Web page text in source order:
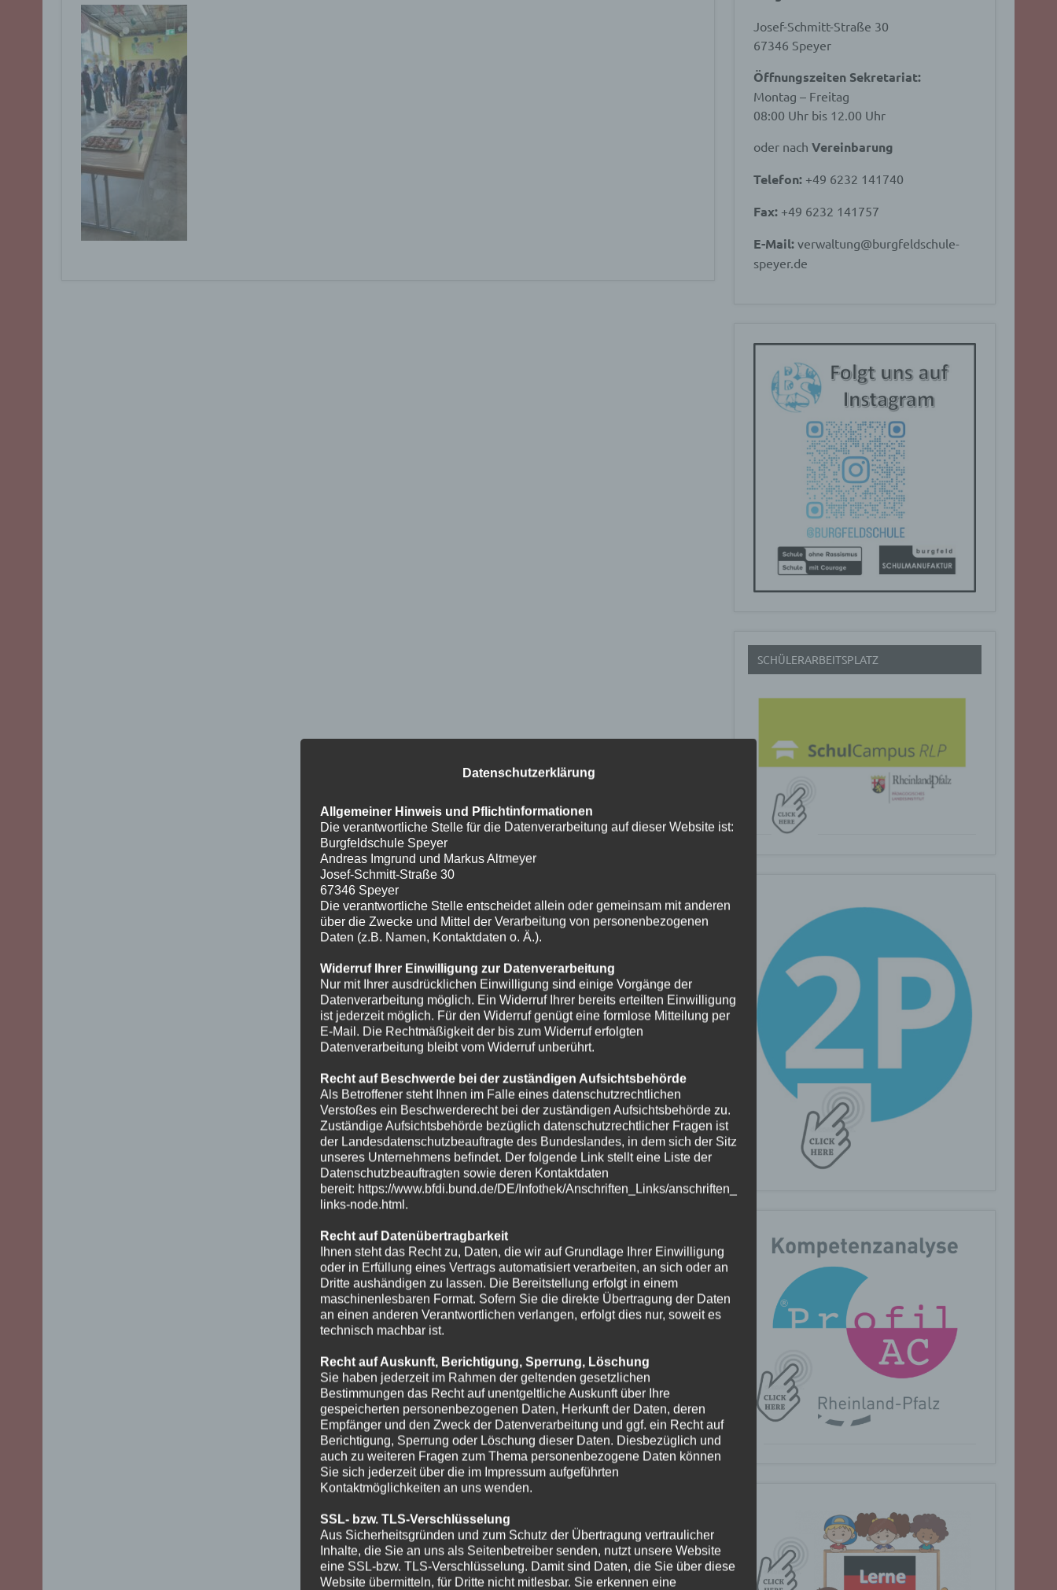
Josef-Schmitt-Straße 30
67346 Speyer
Öffnungszeiten Sekretariat:
Montag – Freitag
08:00 Uhr bis 12.00 Uhr
oder nachVereinbarung
Telefon: +49 6232 141740
Fax: +49 6232 141757
E-Mail: verwaltung@burgfeldschule-
speyer.de
SCHÜLERARBEITSPLATZ
Datenschutzerklärung
Allgemeiner Hinweis und Pflichtinformationen
Die verantwortliche Stelle für die Datenverarbeitung auf dieser Website ist:
Burgfeldschule Speyer
Andreas Imgrund und Markus Altmeyer
Josef-Schmitt-Straße 30
67346 Speyer
Die verantwortliche Stelle entscheidet allein oder gemeinsam mit anderen
über die Zwecke und Mittel der Verarbeitung von personenbezogenen
Daten (z.B. Namen, Kontaktdaten o. Ä.).
Widerruf Ihrer Einwilligung zur Datenverarbeitung
Nur mit Ihrer ausdrücklichen Einwilligung sind einige Vorgänge der
Datenverarbeitung möglich. Ein Widerruf Ihrer bereits erteilten Einwilligung
ist jederzeit möglich. Für den Widerruf genügt eine formlose Mitteilung per
E-Mail. Die Rechtmäßigkeit der bis zum Widerruf erfolgten
Datenverarbeitung bleibt vom Widerruf unberührt.
Recht auf Beschwerde bei der zuständigen Aufsichtsbehörde
Als Betroffener steht Ihnen im Falle eines datenschutzrechtlichen
Verstoßes ein Beschwerderecht bei der zuständigen Aufsichtsbehörde zu.
Zuständige Aufsichtsbehörde bezüglich datenschutzrechtlicher Fragen ist
der Landesdatenschutzbeauftragte des Bundeslandes, in dem sich der Sitz
unseres Unternehmens befindet. Der folgende Link stellt eine Liste der
Datenschutzbeauftragten sowie deren Kontaktdaten
bereit: https://www.bfdi.bund.de/DE/Infothek/Anschriften_Links/anschriften_
links-node.html.
Recht auf Datenübertragbarkeit
Ihnen steht das Recht zu, Daten, die wir auf Grundlage Ihrer Einwilligung
oder in Erfüllung eines Vertrags automatisiert verarbeiten, an sich oder an
Dritte aushändigen zu lassen. Die Bereitstellung erfolgt in einem
maschinenlesbaren Format. Sofern Sie die direkte Übertragung der Daten
an einen anderen Verantwortlichen verlangen, erfolgt dies nur, soweit es
technisch machbar ist.
Recht auf Auskunft, Berichtigung, Sperrung, Löschung
Sie haben jederzeit im Rahmen der geltenden gesetzlichen
Bestimmungen das Recht auf unentgeltliche Auskunft über Ihre
gespeicherten personenbezogenen Daten, Herkunft der Daten, deren
Empfänger und den Zweck der Datenverarbeitung und ggf. ein Recht auf
Berichtigung, Sperrung oder Löschung dieser Daten. Diesbezüglich und
auch zu weiteren Fragen zum Thema personenbezogene Daten können
Sie sich jederzeit über die im Impressum aufgeführten
Kontaktmöglichkeiten an uns wenden.
SSL- bzw. TLS-Verschlüsselung
Aus Sicherheitsgründen und zum Schutz der Übertragung vertraulicher
Inhalte, die Sie an uns als Seitenbetreiber senden, nutzt unsere Website
eine SSL-bzw. TLS-Verschlüsselung. Damit sind Daten, die Sie über diese
Website übermitteln, für Dritte nicht mitlesbar. Sie erkennen eine